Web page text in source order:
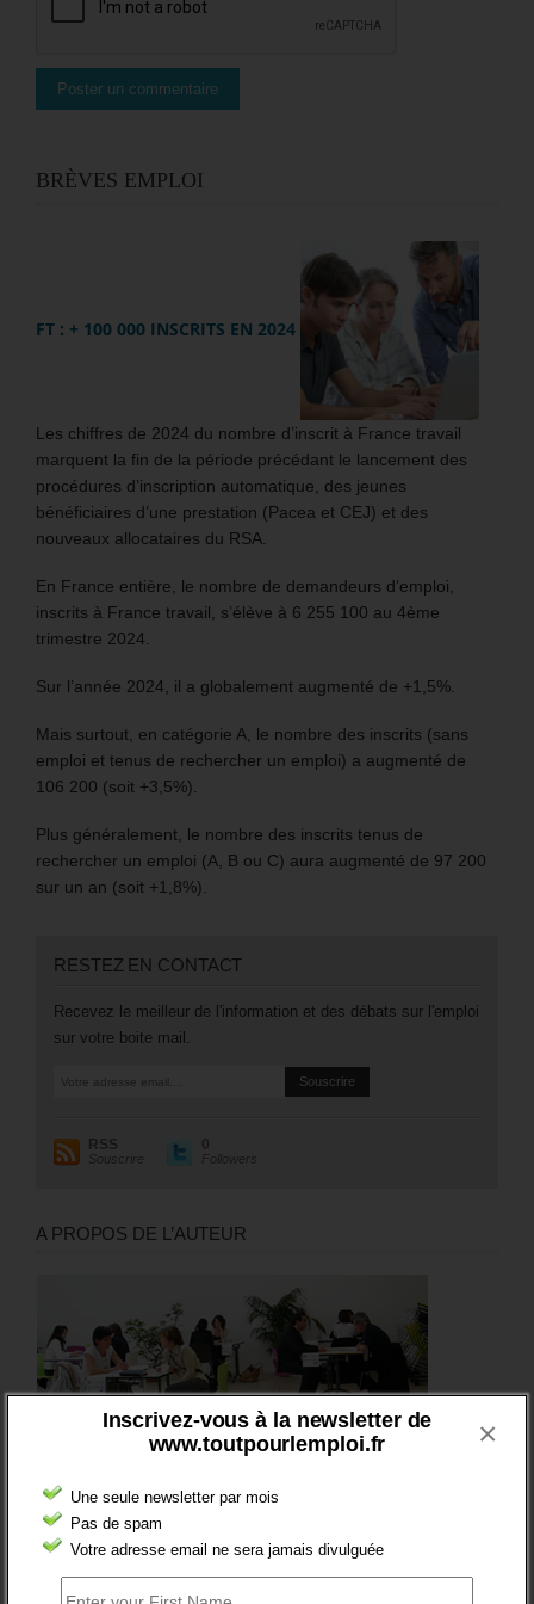
Inscrivez-vous à la newsletter de
www.toutpourlemploi.fr
Une seule newsletter par mois
Pas de spam
Votre adresse email ne sera jamais divulguée
×
BRÈVES EMPLOI
FT : + 100 000 INSCRITS EN 2024
Les chiffres de 2024 du nombre d’inscrit à France travail
marquent la fin de la période précédant le lancement des
procédures d’inscription automatique, des jeunes
bénéficiaires d’une prestation (Pacea et CEJ) et des
nouveaux allocataires du RSA.
En France entière, le nombre de demandeurs d’emploi,
inscrits à France travail, s’élève à 6 255 100 au 4ème
trimestre 2024.
Sur l’année 2024, il a globalement augmenté de +1,5%.
Mais surtout, en catégorie A, le nombre des inscrits (sans
emploi et tenus de rechercher un emploi) a augmenté de
106 200 (soit +3,5%).
Plus généralement, le nombre des inscrits tenus de
rechercher un emploi (A, B ou C) aura augmenté de 97 200
sur un an (soit +1,8%).
RESTEZ EN CONTACT
Recevez le meilleur de l'information et des débats sur l'emploi
sur votre boite mail.
RSS
Souscrire
0
Followers
A PROPOS DE L’AUTEUR